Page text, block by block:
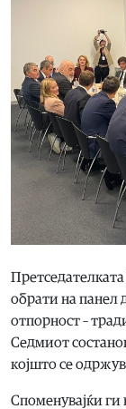
обрати на панел
отпорност –
Седмиот
којшто се
Споменувајќи ги